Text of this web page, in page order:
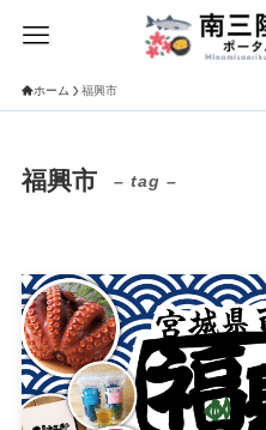
ホーム 福興市
福興市 – tag –